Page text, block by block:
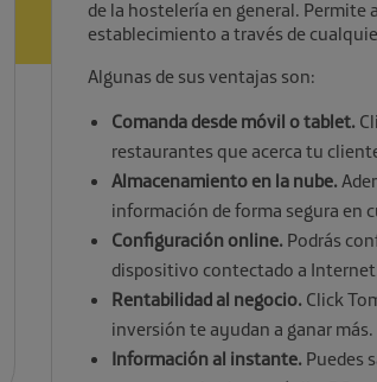
de la hostelería en general.
establecimiento a través de
Algunas de sus ventajas son:
Comanda desde móvil o tablet.
restaurantes que acerca tu
Almacenamiento en la nube.
información de forma segura en
Configuración online. Podrás
dispositivo contectado a
Rentabilidad al negocio. Click
inversión te ayudan a ganar más.
Información al instante. Puedes